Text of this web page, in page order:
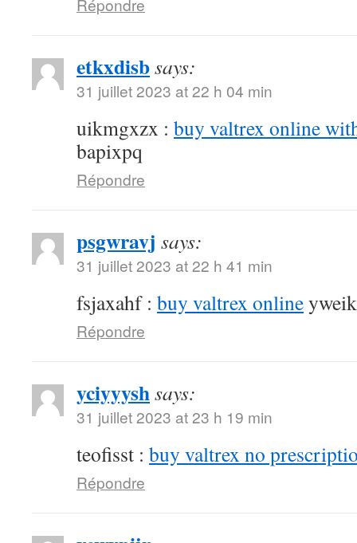
Répondre
etkxdisbsays:
31 juillet 2023 at 22 h 04 min
uikmgxzx : buy valtrex online
bapixpq
Répondre
psgwravj says:
31 juillet 2023 at 22 h 41 min
fsjaxahf : buy valtrex online
Répondre
yciyyyshsays:
31 juillet 2023 at 23 h 19 min
teofisst : buy valtrex no
Répondre